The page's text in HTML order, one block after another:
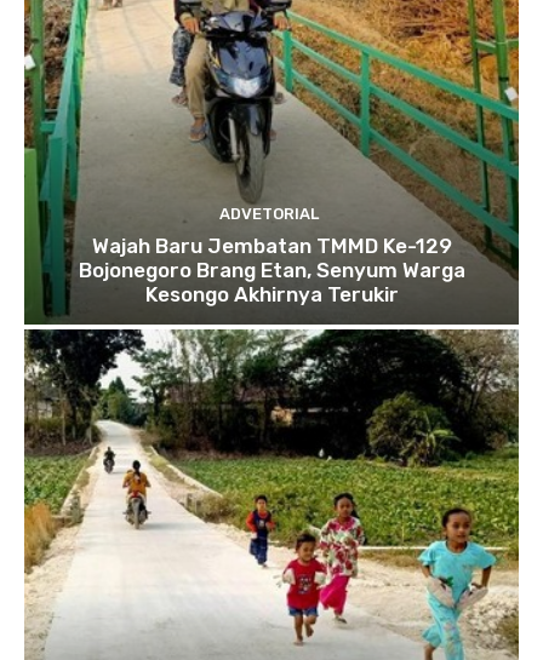
ADVETORIAL
Wajah Baru Jembatan TMMD Ke-129
Bojonegoro Brang Etan, Senyum Warga
Kesongo Akhirnya Terukir